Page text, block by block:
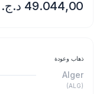
ذهاب وعودة
Alger
(
ALG
)